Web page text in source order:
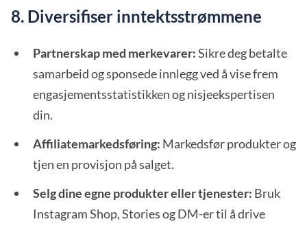
8. Diversifiser inntektsstrømmene
Partnerskap med merkevarer:Sikre deg betalte
samarbeid og sponsede innlegg ved å vise frem
engasjementsstatistikken og nisjeekspertisen
din.
Affiliatemarkedsføring: Markedsfør produkter og
tjen en provisjon på salget.
Selg dine egne produkter eller tjenester: Bruk
Instagram Shop, Stories og DM-er til å drive